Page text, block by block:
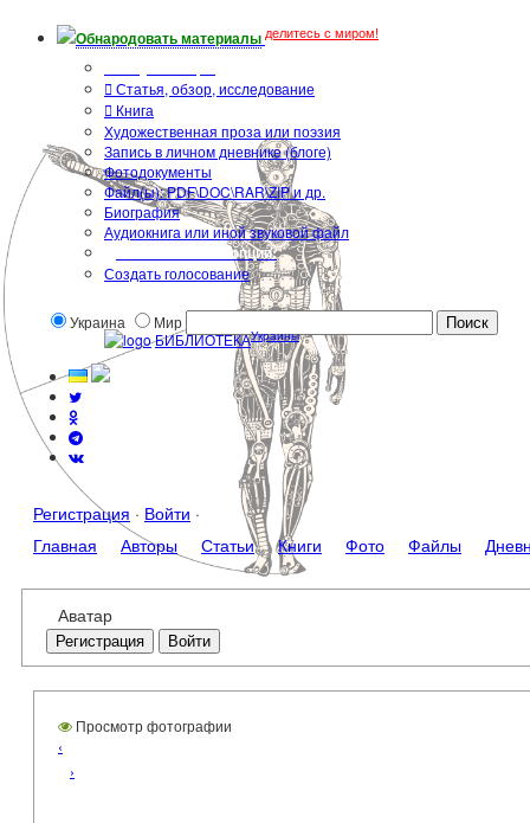
Обнародовать материалы делитесь с миром!
Статья, обзор, исследование
Книга
Художественная проза или поэзия
Запись в личном дневнике (блоге)
Фотодокументы
Файл(ы): PDF\DOC\RAR\ZIP и др.
Биография
Аудиокнига или иной звуковой файл
Дополнительные опции:
Создать голосование
Украина
Мир
БИБЛИОТЕКАУкраины
Регистрация · Войти ·
Главная Авторы Статьи Книги Фото Файлы
Аватар
Регистрация Войти
Просмотр фотографии
‹
›